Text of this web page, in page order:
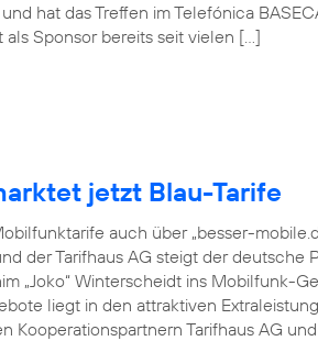
hat das Treffen im Telefónica
Sponsor bereits seit vielen […]
jetzt Blau-Tarife
auch über „besser-
der Tarifhaus AG steigt der deutsche
„Joko“ Winterscheidt ins Mobilfunk-
liegt in den attraktiven
Kooperationspartnern Tarifhaus AG